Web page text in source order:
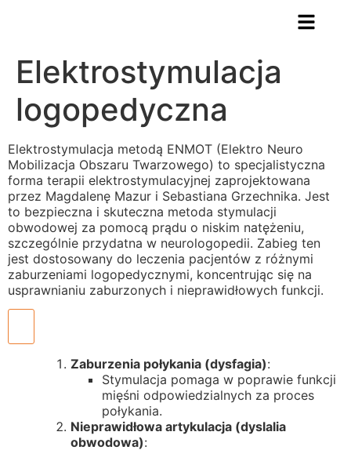
Elektrostymulacja
logopedyczna
Elektrostymulacja metodą ENMOT (Elektro Neuro
Mobilizacja Obszaru Twarzowego) to specjalistyczna
forma terapii elektrostymulacyjnej zaprojektowana
przez Magdalenę Mazur i Sebastiana Grzechnika. Jest
to bezpieczna i skuteczna metoda stymulacji
obwodowej za pomocą prądu o niskim natężeniu,
szczególnie przydatna w neurologopedii. Zabieg ten
jest dostosowany do leczenia pacjentów z różnymi
zaburzeniami logopedycznymi, koncentrując się na
usprawnianiu zaburzonych i nieprawidłowych funkcji.
Zaburzenia połykania (dysfagia):
Stymulacja pomaga w poprawie funkcji
mięśni odpowiedzialnych za proces
połykania.
Nieprawidłowa artykulacja (dyslalia
obwodowa):